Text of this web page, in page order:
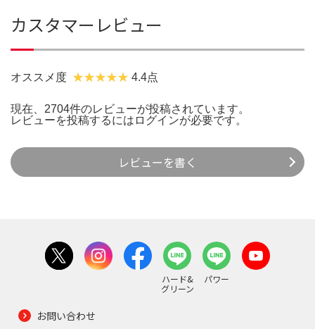
カスタマーレビュー
オススメ度 4.4点
現在、2704件のレビューが投稿されています。
レビューを投稿するには ログインが必要です。
レビューを書く
ハード&
グリーン
パワー
お問い合わせ